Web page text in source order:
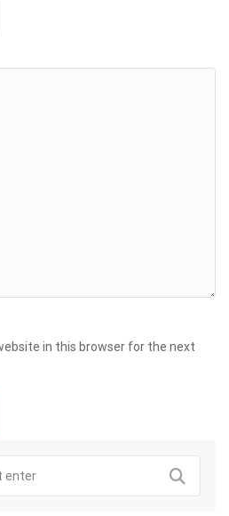
in this browser for the next